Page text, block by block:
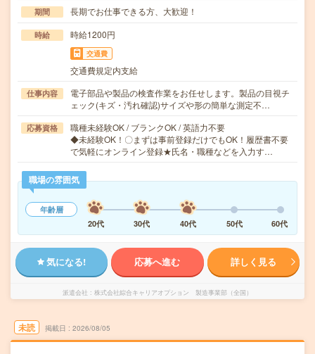
期間 長期でお仕事できる方、大歓迎！
時給 時給1200円
交通費
交通費規定内支給
仕事内容
電子部品や製品の検査作業をお任せします。製品の目視チ
ェック(キズ・汚れ確認)サイズや形の簡単な測定不…
応募資格
職種未経験OK / ブランクOK / 英語力不要
◆未経験OK！〇まずは事前登録だけでもOK！履歴書不要
で気軽にオンライン登録★氏名・職種などを入力す…
職場の雰囲気
年齢層
20代
30代 40代 50代 60代
気になる! 応募へ進む 詳しく見る
派遣会社 株式会社綜合キャリアオプション 製造事業部（全国）
未読 掲載日 2026/08/05